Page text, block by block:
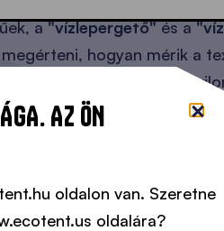
a"vízlepergető"és a
hogyan mérik a
. Az összecsukható
hogy a
varratok
víz
. Mindezek biztosítják,
során többé
a szélállósággal? Itt is
a napsugaraktól, minden
AZ ÖN
oldalon van. Szeretne
oldalára?